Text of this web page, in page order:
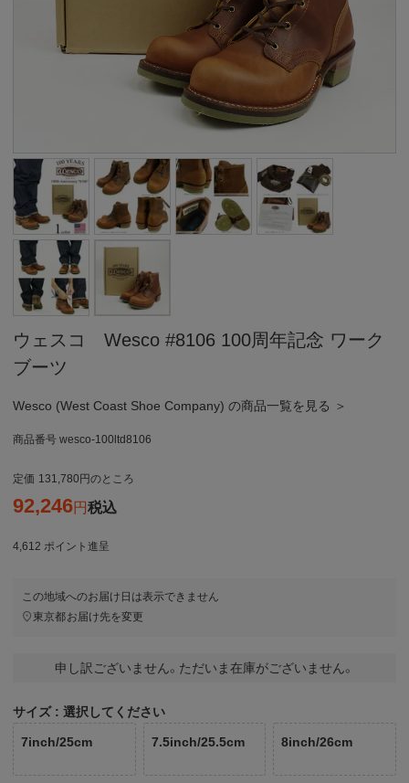
ウェスコ Wesco #8106 100周年記念 ワーク
ブーツ
Wesco (West Coast Shoe Company) の商品一覧を見る ＞
商品番号 wesco-100ltd8106
定価 131,780 のところ
92,246 税込
4,612 ポイント進呈
この地域へのお届け日は表示できません
東京都お届け先を変更
申し訳ございません。ただいま在庫がございません。
サイズ 選択してください
7inch/25cm 7.5inch/25.5cm 8inch/26cm